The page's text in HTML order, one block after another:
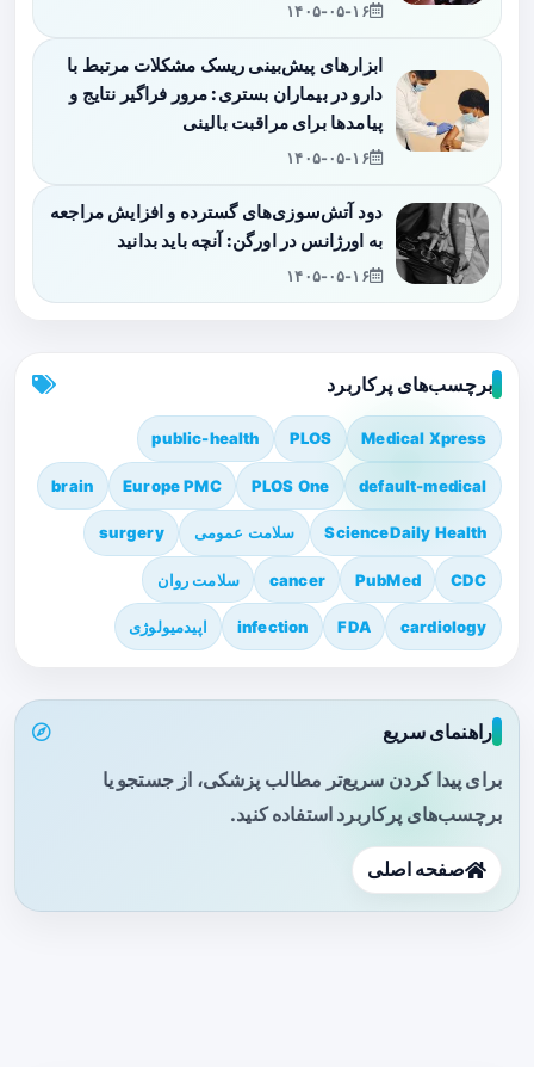
۱۴۰۵-۰۵-۱۶
ابزارهای پیش‌بینی ریسک مشکلات مرتبط با
دارو در بیماران بستری: مرور فراگیر نتایج و
پیامدها برای مراقبت بالینی
۱۴۰۵-۰۵-۱۶
دود آتش‌سوزی‌های گسترده و افزایش مراجعه
به اورژانس در اورگن: آنچه باید بدانید
۱۴۰۵-۰۵-۱۶
برچسب‌های پرکاربرد
Medical Xpress
PLOS
public-health
default-medical
PLOS One
Europe PMC
brain
ScienceDaily Health سلامت عمومی surgery
CDC
PubMed
cancer سلامت روان
cardiology
FDA
infection اپیدمیولوژی
راهنمای سریع
برای پیدا کردن سریع‌تر مطالب پزشکی، از جستجو یا
برچسب‌های پرکاربرد استفاده کنید.
صفحه اصلی